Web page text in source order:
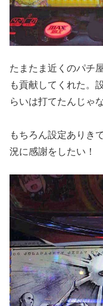
たまたま近くのパチ
も貢献してくれた。
らいは打てたんじゃ
もちろん設定ありき
況に感謝をしたい！